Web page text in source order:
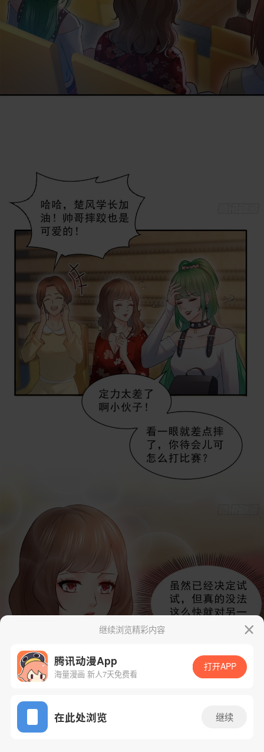
App免费看
继续浏览精彩内容
腾讯动漫App
海量漫画 新人7天免费看
打开APP
在此处浏览 继续